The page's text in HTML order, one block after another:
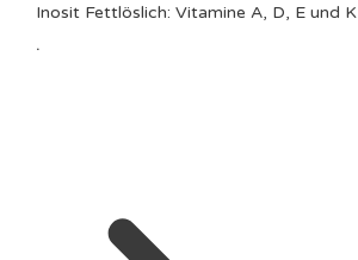
Inosit Fettlöslich: Vitamine A, D, E und K
.